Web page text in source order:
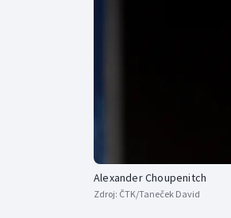
Alexander Choupenitch
Zdroj: ČTK/Taneček David